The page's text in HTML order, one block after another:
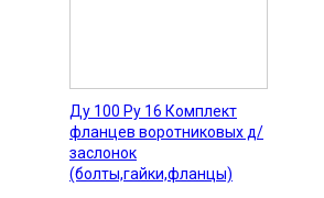
Ду 100 Ру 16 Комплект
фланцев воротниковых д/
заслонок
(болты,гайки,фланцы)